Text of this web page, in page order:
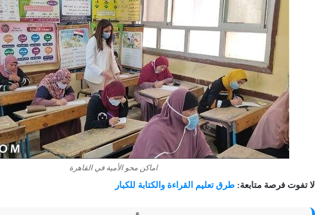
اماكن محو الأمية في القاهرة
لا تفوت فرصة متابعة: طرق تعليم القراءة والكتابة للكبار